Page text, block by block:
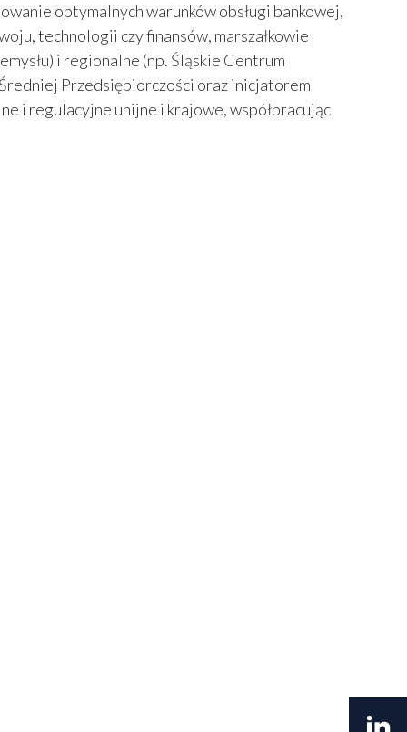
optymalnych warunków obsługi bankowej,
technologii czy finansów, marszałkowie
i regionalne (np. Śląskie Centrum
Przedsiębiorczości oraz inicjatorem
i regulacyjne unijne i krajowe, współpracując